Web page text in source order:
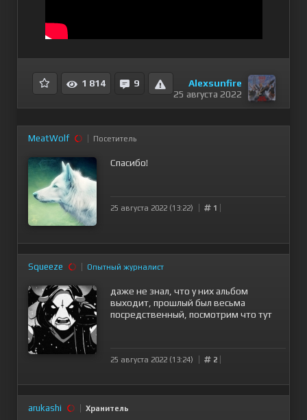
1 814 9
Alexsunfire
25 августа 2022
MeatWolf Посетитель
Спасибо!
25 августа 2022 (13:22) 1
Squeeze Опытный журналист
даже не знал, что у них альбом
выходит, прошлый был весьма
посредственный, посмотрим что тут
25 августа 2022 (13:24) 2
arukashi Хранитель